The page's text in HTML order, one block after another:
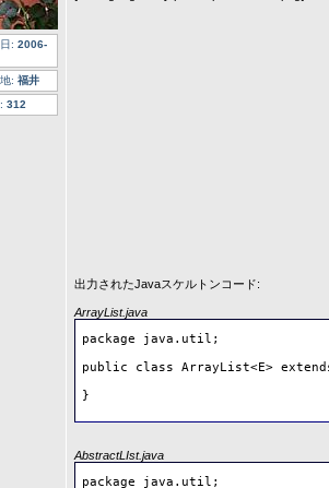
: 2006-
: 福井
312
出力されたJavaスケルトンコード:
ArrayList.java
package java.util;
public class ArrayList<E>
}
AbstractLIst.java
package java.util;